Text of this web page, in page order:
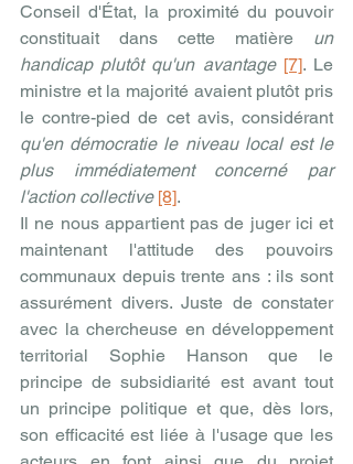
Conseil d'État, la proximité du pouvoir
constituait dans cette matière un
handicap plutôt qu'un avantage [7]. Le
ministre et la majorité avaient plutôt pris
qu'en démocratie le niveau local est le
plus immédiatement concerné par
l'action collective [8].
Il ne nous appartient pas de juger ici et
maintenant l'attitude des pouvoirs
communaux depuis trente ans : ils sont
assurément divers. Juste de constater
avec la chercheuse en développement
territorial Sophie Hanson que le
principe de subsidiarité est avant tout
un principe politique et que, dès lors,
son efficacité est liée à l'usage que les